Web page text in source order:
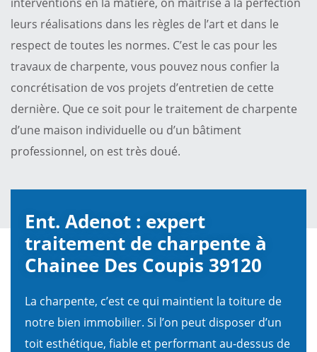
leurs réalisations dans les règles de l’art et dans le
respect de toutes les normes. C’est le cas pour les
travaux de charpente, vous pouvez nous confier la
concrétisation de vos projets d’entretien de cette
dernière. Que ce soit pour le traitement de charpente
d’une maison individuelle ou d’un bâtiment
professionnel, on est très doué.
Ent. Adenot : expert
traitement de charpente à
Chainee Des Coupis 39120
La charpente, c’est ce qui maintient la toiture de
notre bien immobilier. Si l’on peut disposer d’un
toit esthétique, fiable et performant au-dessus de